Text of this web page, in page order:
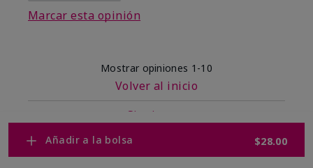
Añadir a la bolsa $28.00
Marcar esta opinión
Mostrar opiniones 1-10
Volver al inicio
Siguiente